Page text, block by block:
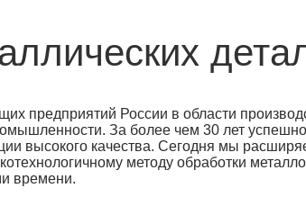
предприятий России в области
За более чем 30 лет
высокого качества. Сегодня мы
методу обработки
времени.